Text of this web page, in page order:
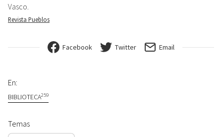
Vasco.
Revista Pueblos
Facebook Twitter Email
En:
BIBLIOTECA259
Temas